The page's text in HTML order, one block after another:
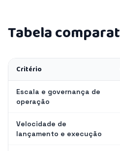
Tabela
Critério
Escala e governança de
operação
Velocidade de
lançamento e execução